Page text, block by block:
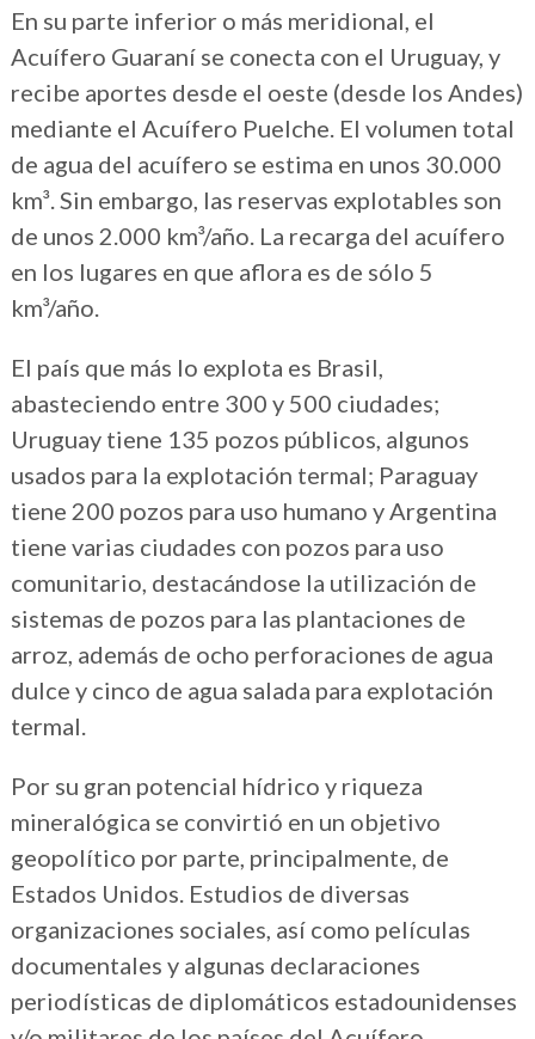
En su parte inferior o más meridional, el
Acuífero Guaraní se conecta con el Uruguay, y
recibe aportes desde el oeste (desde los Andes)
mediante el Acuífero Puelche. El volumen total
de agua del acuífero se estima en unos 30.000
km³. Sin embargo, las reservas explotables son
de unos 2.000 km³/año. La recarga del acuífero
en los lugares en que aflora es de sólo 5
km³/año.
El país que más lo explota es Brasil,
abasteciendo entre 300 y 500 ciudades;
Uruguay tiene 135 pozos públicos, algunos
usados para la explotación termal; Paraguay
tiene 200 pozos para uso humano y Argentina
tiene varias ciudades con pozos para uso
comunitario, destacándose la utilización de
sistemas de pozos para las plantaciones de
arroz, además de ocho perforaciones de agua
dulce y cinco de agua salada para explotación
termal.
Por su gran potencial hídrico y riqueza
mineralógica se convirtió en un objetivo
geopolítico por parte, principalmente, de
Estados Unidos. Estudios de diversas
organizaciones sociales, así como películas
documentales y algunas declaraciones
periodísticas de diplomáticos estadounidenses